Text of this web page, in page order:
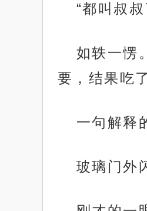
“都叫叔
如轶一愣
要，结果吃
一句解释
玻璃门外